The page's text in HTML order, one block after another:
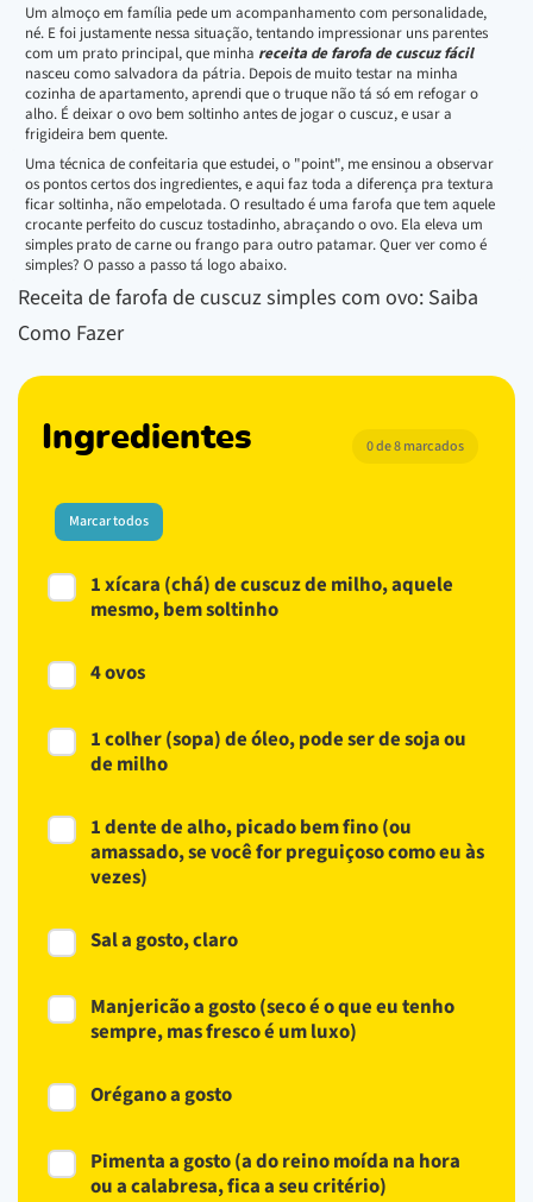
Um almoço em família pede um acompanhamento com personalidade,
né. E foi justamente nessa situação, tentando impressionar uns parentes
com um prato principal, que minha receita de farofa de cuscuz fácil
nasceu como salvadora da pátria. Depois de muito testar na minha
cozinha de apartamento, aprendi que o truque não tá só em refogar o
alho. É deixar o ovo bem soltinho antes de jogar o cuscuz, e usar a
frigideira bem quente.
Uma técnica de confeitaria que estudei, o "point", me ensinou a observar
os pontos certos dos ingredientes, e aqui faz toda a diferença pra textura
ficar soltinha, não empelotada. O resultado é uma farofa que tem aquele
crocante perfeito do cuscuz tostadinho, abraçando o ovo. Ela eleva um
simples prato de carne ou frango para outro patamar. Quer ver como é
simples? O passo a passo tá logo abaixo.
Receita de farofa de cuscuz simples com ovo: Saiba
Como Fazer
Ingredientes 0 de 8 marcados
Marcar todos
1 xícara (chá) de cuscuz de milho, aquele
mesmo, bem soltinho
4 ovos
1 colher (sopa) de óleo, pode ser de soja ou
de milho
1 dente de alho, picado bem fino (ou
amassado, se você for preguiçoso como eu às
vezes)
Sal a gosto, claro
Manjericão a gosto (seco é o que eu tenho
sempre, mas fresco é um luxo)
Orégano a gosto
Pimenta a gosto (a do reino moída na hora
ou a calabresa, fica a seu critério)